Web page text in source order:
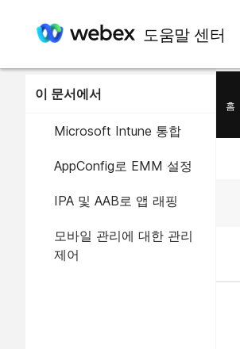
도움말 센터
이 문서에서
Microsoft Intune 통합
AppConfig로 EMM 설정
IPA 및 AAB로 앱 래핑
모바일 관리에 대한 관리
제어
홈